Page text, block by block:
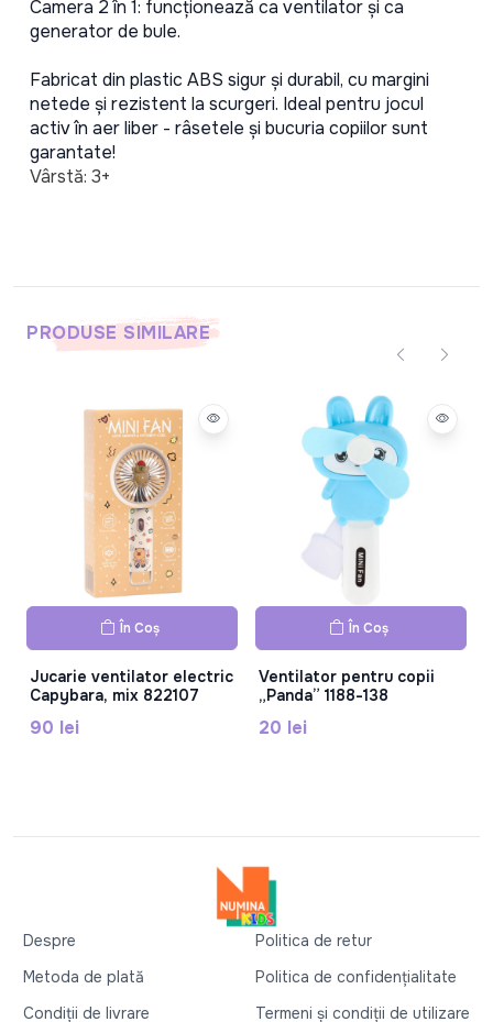
Camera 2 în 1: funcționează ca ventilator și ca
generator de bule.
Fabricat din plastic ABS sigur și durabil, cu margini
netede și rezistent la scurgeri. Ideal pentru jocul
activ în aer liber - râsetele și bucuria copiilor sunt
garantate!
Vârstă: 3+
PRODUSE SIMILARE
În Coș
Jucarie ventilator electric
Capybara, mix 822107
90 lei
În Coș
Ventilator pentru copii
„Panda” 1188-138
20 lei
Despre
Politica de retur
Metoda de plată
Politica de confidențialitate
Condiții de livrare
Termeni și condiții de utilizare